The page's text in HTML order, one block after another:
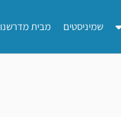
שמיניסטים מבית מדרשנו